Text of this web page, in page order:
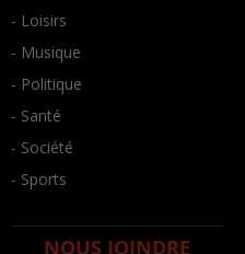
- Loisirs
- Musique
- Politique
- Santé
- Société
- Sports
NOUS JOINDRE